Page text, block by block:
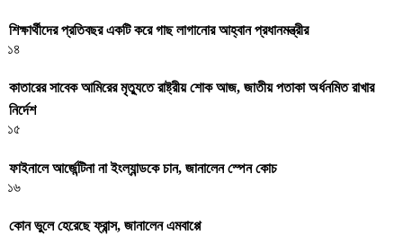
শিক্ষার্থীদের প্রতিবছর একটি করে গাছ লাগানোর আহ্বান প্রধানমন্ত্রীর
১৪
কাতারের সাবেক আমিরের মৃত্যুতে রাষ্ট্রীয় শোক আজ, জাতীয় পতাকা অর্ধনমিত রাখার
নির্দেশ
১৫
ফাইনালে আর্জেন্টিনা না ইংল্যান্ডকে চান, জানালেন স্পেন কোচ
১৬
কোন ভুলে হেরেছে ফ্রান্স, জানালেন এমবাপ্পে